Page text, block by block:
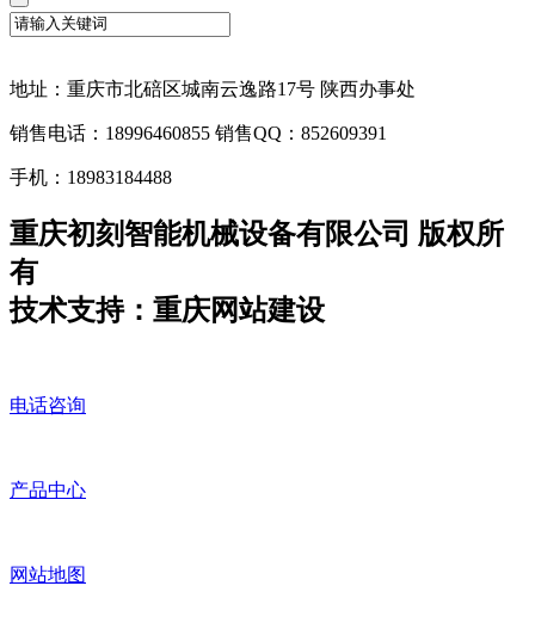
地址：重庆市北碚区城南云逸路17号 陕西办事处
销售电话：18996460855 销售QQ：852609391
手机：18983184488
重庆初刻智能机械设备有限公司 版权所
有
技术支持：重庆网站建设
电话咨询
产品中心
网站地图